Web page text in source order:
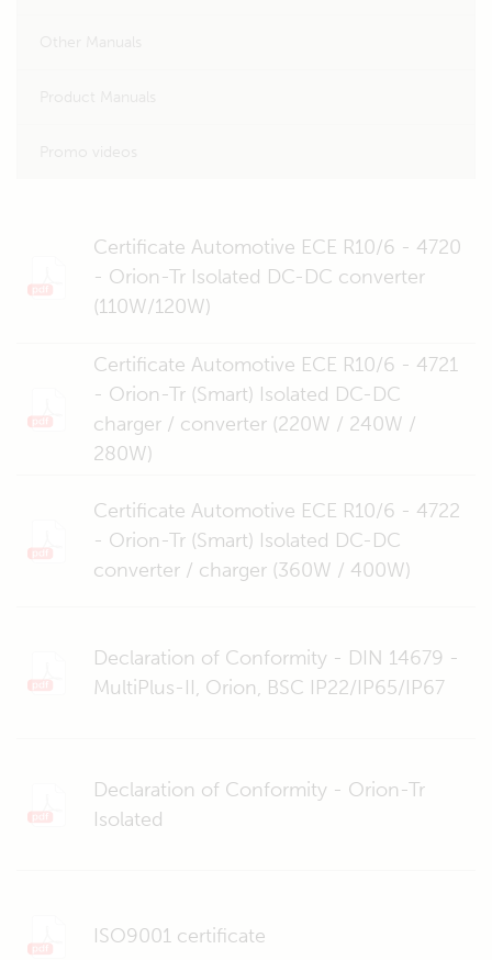
Certificate Automotive ECE R10/6 - 4720
- Orion-Tr Isolated DC-DC converter
(110W/120W)
Certificate Automotive ECE R10/6 - 4721
- Orion-Tr (Smart) Isolated DC-DC
charger / converter (220W / 240W /
280W)
Certificate Automotive ECE R10/6 - 4722
- Orion-Tr (Smart) Isolated DC-DC
converter / charger (360W / 400W)
Declaration of Conformity - DIN 14679 -
MultiPlus-II, Orion, BSC IP22/IP65/IP67
Declaration of Conformity - Orion-Tr
Isolated
ISO9001 certificate